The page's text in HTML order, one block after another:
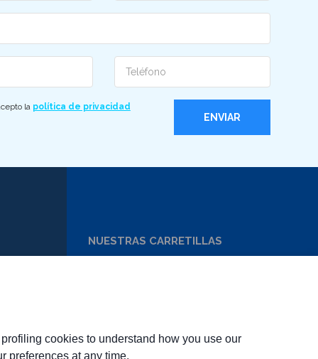
la política de privacidad
NUESTRAS CARRETILLAS
MINORISTAS
cookies to understand how you use our
preferences at any time.